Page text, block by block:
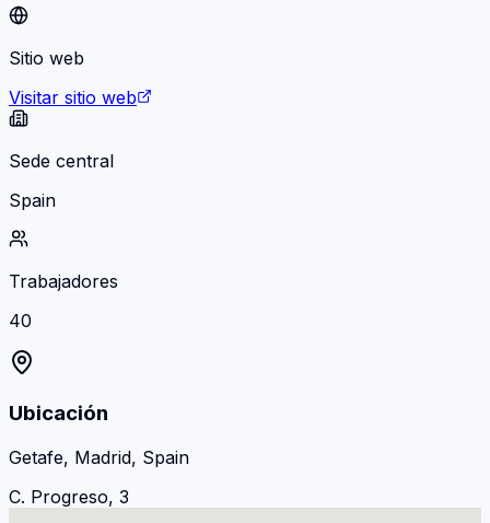
Sitio web
Visitar sitio web
Sede central
Spain
Trabajadores
40
Ubicación
Getafe, Madrid, Spain
C. Progreso, 3